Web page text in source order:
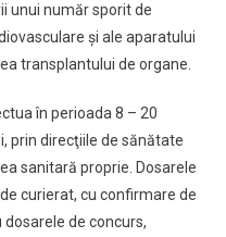
unui număr sporit de
și ale aparatului
transplantului de organe.
în perioada 8 – 20
prin direcţiile de sănătate
sanitară proprie. Dosarele
curierat, cu confirmare de
de concurs,